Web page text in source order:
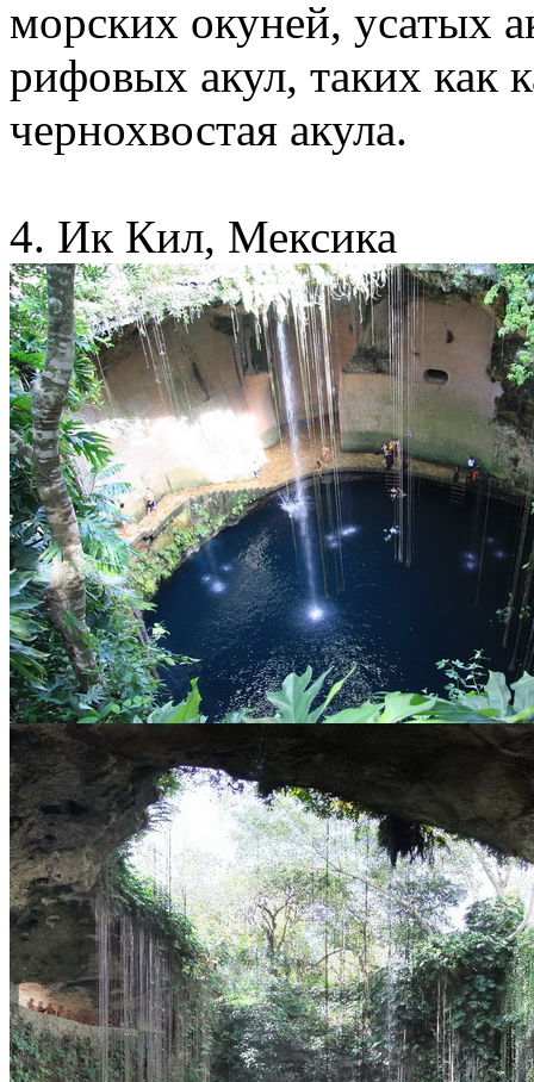
морских окуней, усатых
рифовых акул, таких как
чернохвостая акула.
4. Ик Кил, Мексика